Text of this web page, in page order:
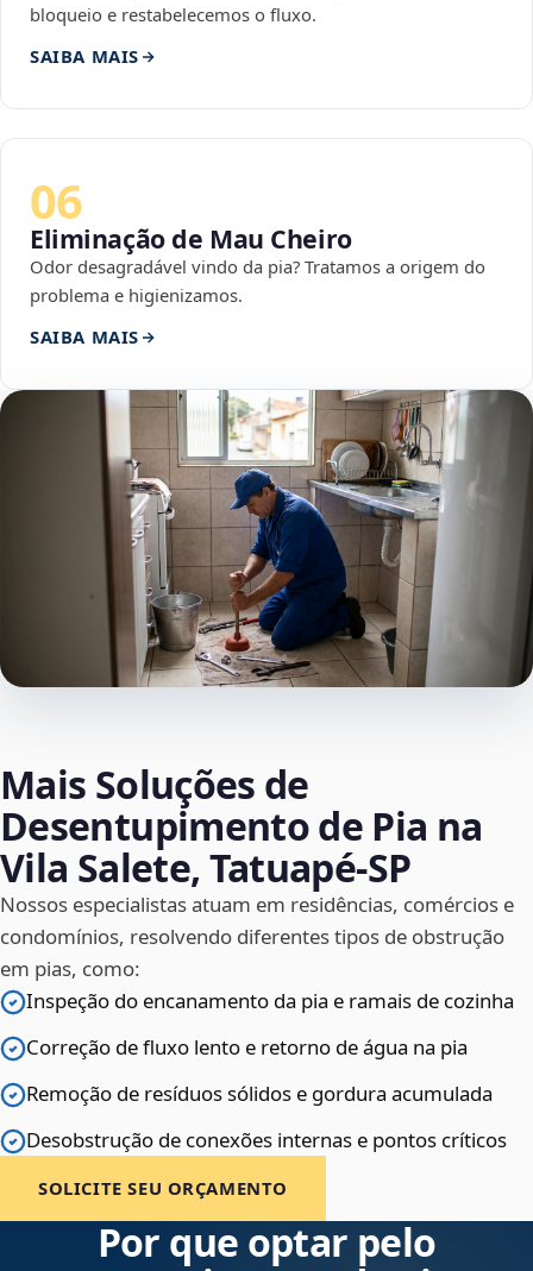
bloqueio e restabelecemos o fluxo.
SAIBA MAIS
06
Eliminação de Mau Cheiro
Odor desagradável vindo da pia? Tratamos a origem do
problema e higienizamos.
SAIBA MAIS
Mais Soluções de
Desentupimento de Pia na
Vila Salete, Tatuapé‑SP
Nossos especialistas atuam em residências, comércios e
condomínios, resolvendo diferentes tipos de obstrução
em pias, como:
Inspeção do encanamento da pia e ramais de cozinha
Correção de fluxo lento e retorno de água na pia
Remoção de resíduos sólidos e gordura acumulada
Desobstrução de conexões internas e pontos críticos
SOLICITE SEU ORÇAMENTO
Por que optar pelo